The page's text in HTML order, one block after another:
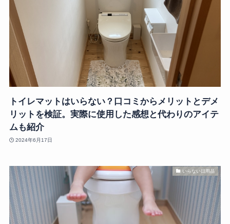
トイレマットはいらない？口コミからメリットとデメ
リットを検証。実際に使用した感想と代わりのアイテ
ムも紹介
2024年6月17日
いらない日用品